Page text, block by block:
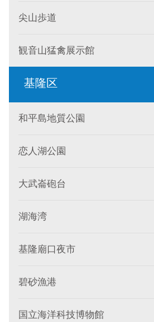
尖山歩道
観音山猛禽展示館
基隆区
和平島地質公園
恋人湖公園
大武崙砲台
湖海湾
基隆廟口夜市
碧砂漁港
国立海洋科技博物館